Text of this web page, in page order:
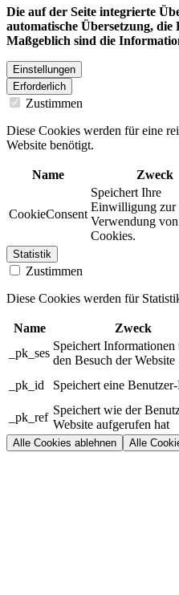
Die auf der Seite integrierte
automatische Übersetzung,
Maßgeblich sind die
Einstellungen
Erforderlich
Zustimmen
Diese Cookies werden für eine
Website benötigt.
Name Zweck
CookieConsent
Speichert Ihre
Einwilligung zur
Verwendung von
Cookies.
Statistik
Zustimmen
Diese Cookies werden für
Name Zweck
_pk_ses
Speichert Informationen
den Besuch der Website
_pk_id Speichert eine
_pk_ref
Speichert wie der
Website aufgerufen hat
Alle Cookies ablehnen Alle